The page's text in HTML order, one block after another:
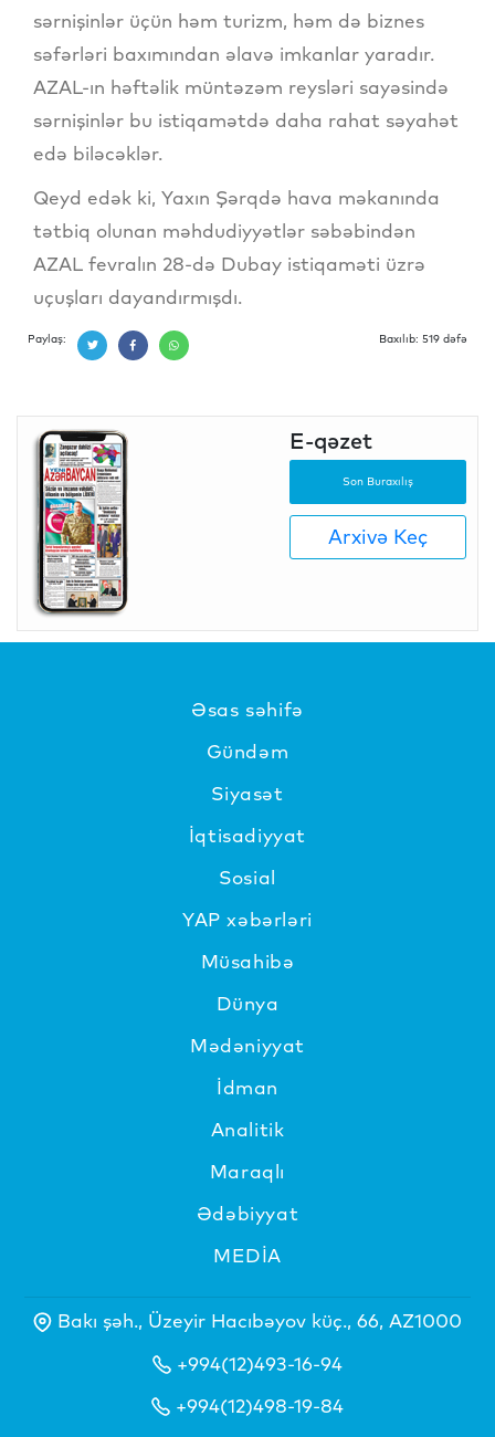
sərnişinlər üçün həm turizm, həm də biznes
səfərləri baxımından əlavə imkanlar yaradır.
AZAL-ın həftəlik müntəzəm reysləri sayəsində
sərnişinlər bu istiqamətdə daha rahat səyahət
edə biləcəklər.
Qeyd edək ki, Yaxın Şərqdə hava məkanında
tətbiq olunan məhdudiyyətlər səbəbindən
AZAL fevralın 28-də Dubay istiqaməti üzrə
uçuşları dayandırmışdı.
Paylaş: Baxılıb: 519 dəfə
E-qəzet
Son Buraxılış
Arxivə Keç
Əsas səhifə
Gündəm
Siyasət
İqtisadiyyat
Sosial
YAP xəbərləri
Müsahibə
Dünya
Mədəniyyat
İdman
Analitik
Maraqlı
Ədəbiyyat
MEDİA
Bakı şəh., Üzeyir Hacıbəyov küç., 66, AZ1000
+994(12)493-16-94
+994(12)498-19-84